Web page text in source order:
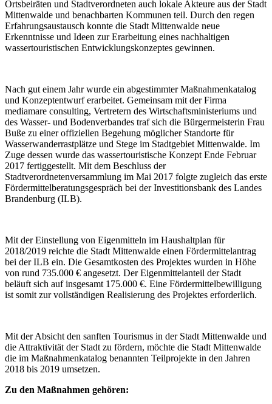
Ortsbeiräten und Stadtverordneten auch lokale Akteure aus der Stadt
Mittenwalde und benachbarten Kommunen teil. Durch den regen
Erfahrungsaustausch konnte die Stadt Mittenwalde neue
Erkenntnisse und Ideen zur Erarbeitung eines nachhaltigen
wassertouristischen Entwicklungskonzeptes gewinnen.
Nach gut einem Jahr wurde ein abgestimmter Maßnahmenkatalog
und Konzeptentwurf erarbeitet. Gemeinsam mit der Firma
mediamare consulting, Vertretern des Wirtschaftsministeriums und
des Wasser- und Bodenverbandes traf sich die Bürgermeisterin Frau
Buße zu einer offiziellen Begehung möglicher Standorte für
Wasserwanderrastplätze und Stege im Stadtgebiet Mittenwalde. Im
Zuge dessen wurde das wassertouristische Konzept Ende Februar
2017 fertiggestellt. Mit dem Beschluss der
Stadtverordnetenversammlung im Mai 2017 folgte zugleich das erste
Fördermittelberatungsgespräch bei der Investitionsbank des Landes
Brandenburg (ILB).
Mit der Einstellung von Eigenmitteln im Haushaltplan für
2018/2019 reichte die Stadt Mittenwalde einen Fördermittelantrag
bei der ILB ein. Die Gesamtkosten des Projektes wurden in Höhe
von rund 735.000 € angesetzt. Der Eigenmittelanteil der Stadt
beläuft sich auf insgesamt 175.000 €. Eine Fördermittelbewilligung
ist somit zur vollständigen Realisierung des Projektes erforderlich.
Mit der Absicht den sanften Tourismus in der Stadt Mittenwalde und
die Attraktivität der Stadt zu fördern, möchte die Stadt Mittenwalde
die im Maßnahmenkatalog benannten Teilprojekte in den Jahren
2018 bis 2019 umsetzen.
Zu den Maßnahmen gehören: